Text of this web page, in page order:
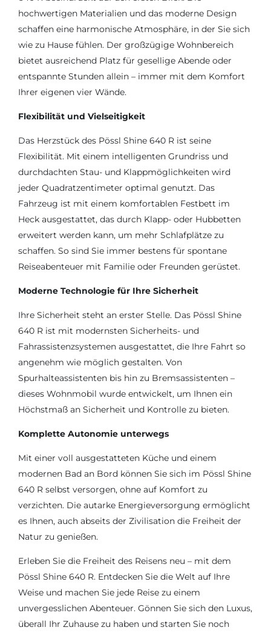
hochwertigen Materialien und das moderne Design
schaffen eine harmonische Atmosphäre, in der Sie sich
wie zu Hause fühlen. Der großzügige Wohnbereich
bietet ausreichend Platz für gesellige Abende oder
entspannte Stunden allein – immer mit dem Komfort
Ihrer eigenen vier Wände.
Flexibilität und Vielseitigkeit
Das Herzstück des Pössl Shine 640 R ist seine
Flexibilität. Mit einem intelligenten Grundriss und
durchdachten Stau- und Klappmöglichkeiten wird
jeder Quadratzentimeter optimal genutzt. Das
Fahrzeug ist mit einem komfortablen Festbett im
Heck ausgestattet, das durch Klapp- oder Hubbetten
erweitert werden kann, um mehr Schlafplätze zu
schaffen. So sind Sie immer bestens für spontane
Reiseabenteuer mit Familie oder Freunden gerüstet.
Moderne Technologie für Ihre Sicherheit
Ihre Sicherheit steht an erster Stelle. Das Pössl Shine
640 R ist mit modernsten Sicherheits- und
Fahrassistenzsystemen ausgestattet, die Ihre Fahrt so
angenehm wie möglich gestalten. Von
Spurhalteassistenten bis hin zu Bremsassistenten –
dieses Wohnmobil wurde entwickelt, um Ihnen ein
Höchstmaß an Sicherheit und Kontrolle zu bieten.
Komplette Autonomie unterwegs
Mit einer voll ausgestatteten Küche und einem
modernen Bad an Bord können Sie sich im Pössl Shine
640 R selbst versorgen, ohne auf Komfort zu
verzichten. Die autarke Energieversorgung ermöglicht
es Ihnen, auch abseits der Zivilisation die Freiheit der
Natur zu genießen.
Erleben Sie die Freiheit des Reisens neu – mit dem
Pössl Shine 640 R. Entdecken Sie die Welt auf Ihre
Weise und machen Sie jede Reise zu einem
unvergesslichen Abenteuer. Gönnen Sie sich den Luxus,
überall Ihr Zuhause zu haben und starten Sie noch